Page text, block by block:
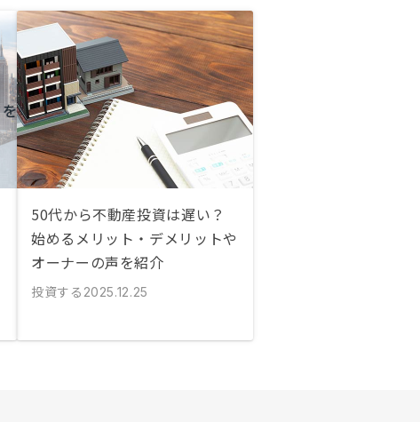
50代から不動産投資は遅い？
始めるメリット・デメリットや
オーナーの声を紹介
投資する 2025.12.25